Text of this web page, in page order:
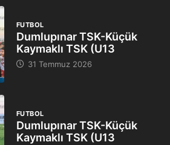
FUTBOL
Dumlupınar TSK-Küçük
Kaymaklı TSK (U13
31 Temmuz 2026
FUTBOL
Dumlupınar TSK-Küçük
Kaymaklı TSK (U13